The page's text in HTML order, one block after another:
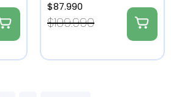
$109.990
$87.990